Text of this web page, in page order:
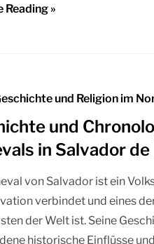
Reading »
und Religion im
und
in Salvador de
von Salvador ist ein
verbindet und eines
der Welt ist. Seine
historische Einflüsse